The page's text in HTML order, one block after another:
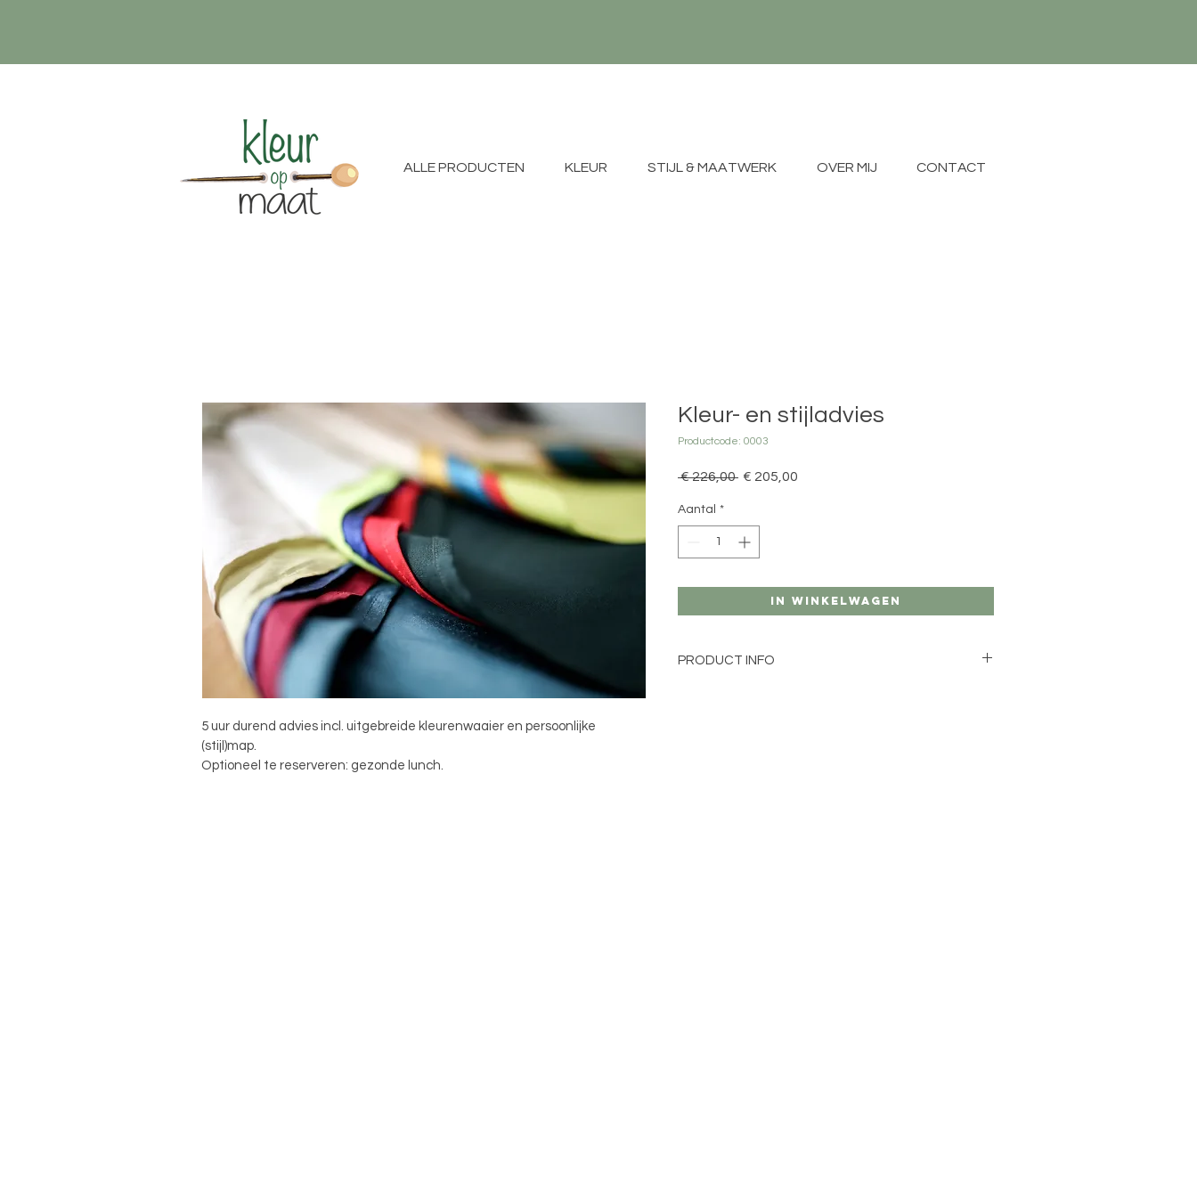
ALLE PRODUCTEN KLEUR STIJL & MAATWERK OVER MIJ CONTACT
5 uur durend advies incl. uitgebreide kleurenwaaier en persoonlijke
(stijl)map.
Optioneel te reserveren: gezonde lunch.
Kleur- en stijladvies
Productcode: 0003
€ 226,00 Normale
€ 205,00
Aantal *
In winkelwagen
PRODUCT INFO